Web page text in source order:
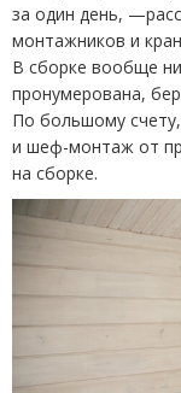
за один день,
монтажников и
В сборке вообще
пронумерована,
По большому
и шеф-монтаж от
на сборке.